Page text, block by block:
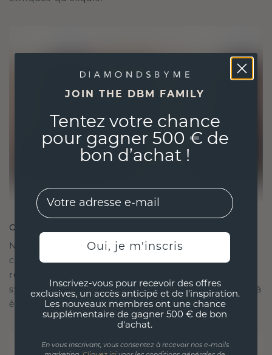
CRÉÉ POUR LA CONNEXION
Notre philosophie en matière de design est de
créer des liens, chaque pièce étant conçue pour
résister à l'épreuve du temps. Elle devient votre
symbole d'amour et de moments chéris, destinée à
être portée et chérie pour toujours.
JOIN THE DBM FAMILY
Tentez votre chance
pour gagner 500 € de
bon d’achat !
EMail
Oui, je m'inscris
Inscrivez-vous pour recevoir des offres
exclusives, un accès anticipé et de l'inspiration.
Les nouveaux membres ont une chance
supplémentaire de gagner 500 € de bon
d'achat.
En vous inscrivant, vous consentez à recevoir nos e-mails